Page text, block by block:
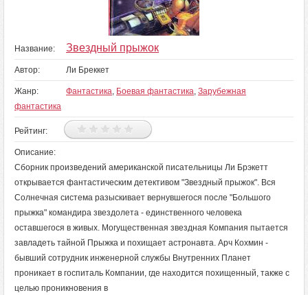
Название: Звездный прыжок
Автор: Ли Бреккет
Жанр: Фантастика, Боевая фантастика, Зарубежная
фантастика
Рейтинг:
Описание:
Сборник произведений американской писательницы Ли Брэкетт
открывается фантастическим детективом "Звездный прыжок". Вся
Солнечная система разыскивает вернувшегося после "Большого
прыжка" командира звездолета - единственного человека
оставшегося в живых. Могущественная звездная Компания пытается
завладеть тайной Прыжка и похищает астронавта. Арч Кохмин -
бывший сотрудник инженерной службы Внутренних Планет
проникает в госпиталь Компании, где находится похищенный, также с
целью проникновения в